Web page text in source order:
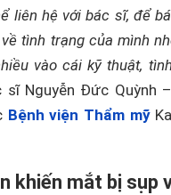
liên hệ với bác sĩ, để
tình trạng của mình
vào cái kỹ thuật,
sĩ Nguyễn Đức Quỳnh
Bệnh viện Thẩm mỹ
khiến mắt bị sụp